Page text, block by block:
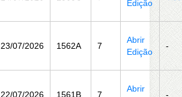
Edição
23/07/2026 1562A 7
Abrir
Edição
-
22/07/2026 1561B 7
Abrir
-